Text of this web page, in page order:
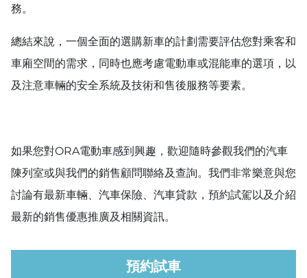
務。
總結來說，一個全面的選購新車的計劃需要評估您對乘客和
車廂空間的需求，同時也應考慮電動車或混能車的選項，以
及注意車輛的安全系統及技術和售後服務等要素。
如果您對ORA電動車感到興趣，歡迎隨時參觀我們的汽車
陳列室或與我們的銷售顧問聯絡及查詢。我們非常樂意與您
討論有最新車輛、汽車保險、汽車貸款，預約試駕以及介紹
最新的銷售優惠推廣及相關資訊。
預約試車